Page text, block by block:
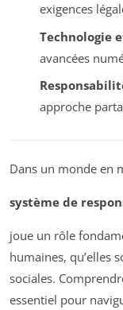
exigences
Technologie
avancées
approche
Dans un monde en
système de
joue un rôle
humaines, qu’elles
sociales.
essentiel pour